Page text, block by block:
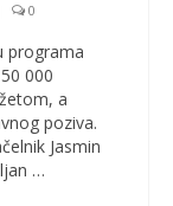
0
programa
000
a
poziva.
Jasmin
…